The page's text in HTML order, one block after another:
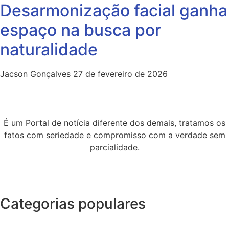
Desarmonização facial ganha
espaço na busca por
naturalidade
Jacson Gonçalves 27 de fevereiro de 2026
É um Portal de notícia diferente dos demais, tratamos os
fatos com seriedade e compromisso com a verdade sem
parcialidade.
Categorias populares